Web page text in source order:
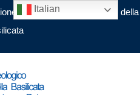
regionale Musei nazionali della
Italian